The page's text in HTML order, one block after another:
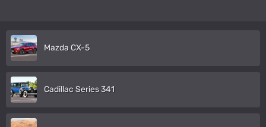
Mazda CX-5
Cadillac Series 341